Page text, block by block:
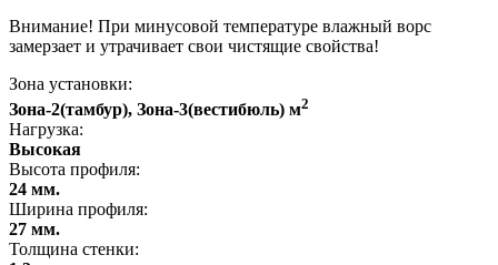
Внимание! При минусовой температуре влажный ворс
замерзает и утрачивает свои чистящие свойства!
Зона установки:
Зона-2(тамбур), Зона-3(вестибюль) м2
Нагрузка:
Высокая
Высота профиля:
24 мм.
Ширина профиля:
27 мм.
Толщина стенки: